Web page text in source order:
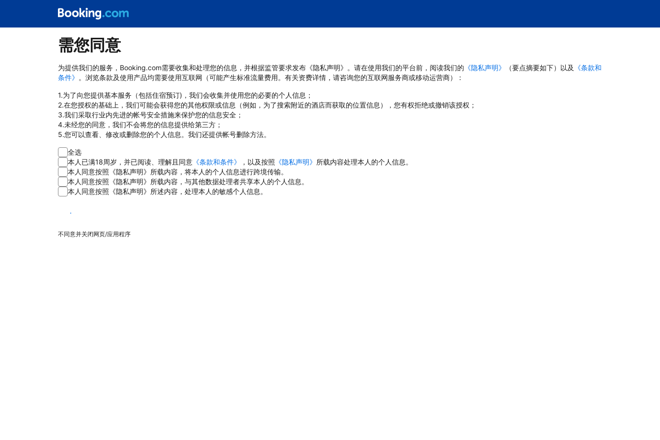
需您同意
为提供我们的服务，Booking.com需要收集和处理您的信息，并根据监管要求发布《隐私声明》。请在使用我们的平台前，阅读我们的 《隐私声明》 （要点摘要如下）以及 《条款和
条件》 。浏览条款及使用产品均需要使用互联网（可能产生标准流量费用。有关资费详情，请咨询您的互联网服务商或移动运营商）：
1.为了向您提供基本服务（包括住宿预订)，我们会收集并使用您的必要的个人信息；
2.在您授权的基础上，我们可能会获得您的其他权限或信息（例如，为了搜索附近的酒店而获取的位置信息），您有权拒绝或撤销该授权；
3.我们采取行业内先进的帐号安全措施来保护您的信息安全；
4.未经您的同意，我们不会将您的信息提供给第三方；
5.您可以查看、修改或删除您的个人信息。我们还提供帐号删除方法。
全选
本人已满18周岁，并已阅读、理解且同意 《条款和条件》 ，以及按照 《隐私声明》 所载内容处理本人的个人信息。
本人同意按照《隐私声明》所载内容，将本人的个人信息进行跨境传输。
本人同意按照《隐私声明》所载内容，与其他数据处理者共享本人的个人信息。
本人同意按照《隐私声明》所述内容，处理本人的敏感个人信息。
同意
不同意并关闭网页/应用程序